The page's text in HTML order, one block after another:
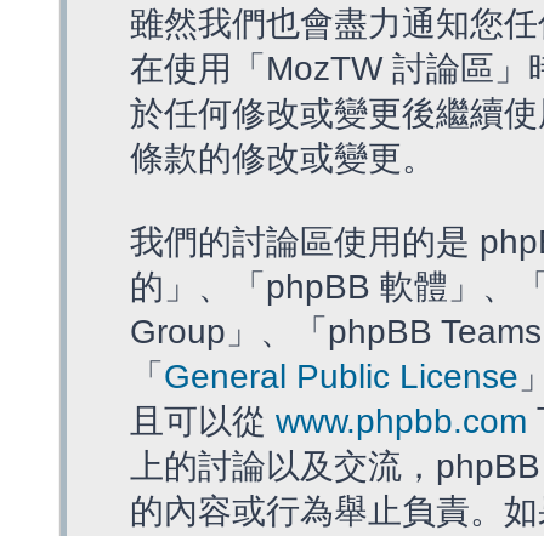
雖然我們也會盡力通知您
在使用「MozTW 討論區
於任何修改或變更後繼續
條款的修改或變更。
我們的討論區使用的是
的」、「phpBB 軟體」、
Group」、「phpBB
「 General Public License
且可以從 www.phpbb.com
上的討論以及交流，
的內容或行為舉止負責。